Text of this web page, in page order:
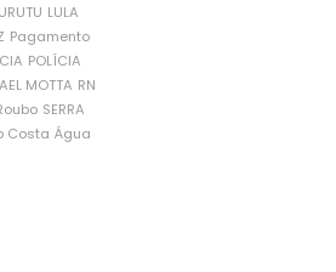
LULA
Pagamento
POLÍCIA
MOTTA RN
SERRA
Costa Água